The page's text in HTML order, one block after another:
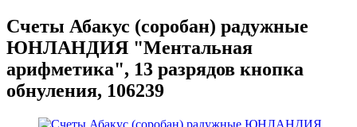
Счеты Абакус (соробан) радужные
ЮНЛАНДИЯ "Ментальная
арифметика", 13 разрядов кнопка
обнуления, 106239